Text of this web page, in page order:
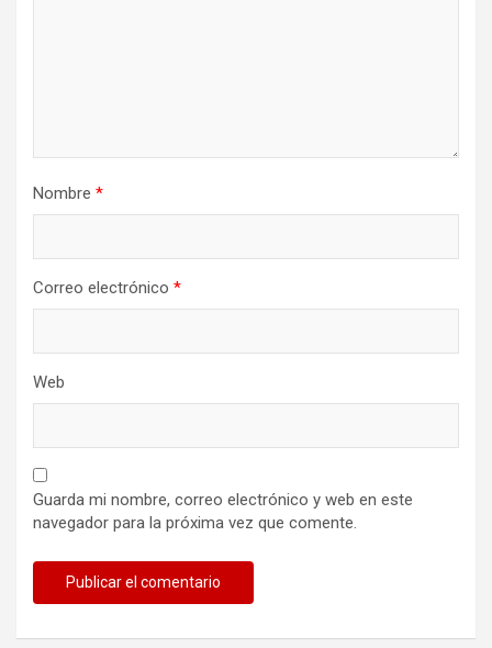
Nombre *
Correo electrónico *
Web
Guarda mi nombre, correo electrónico y web en este
navegador para la próxima vez que comente.